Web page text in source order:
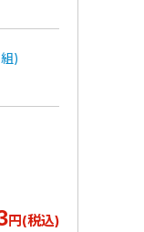
)
円(税込)